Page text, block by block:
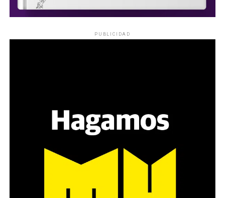
PUBLICIDAD